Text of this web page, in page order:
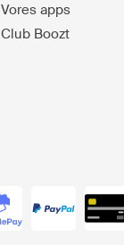
Vores apps
Club Boozt